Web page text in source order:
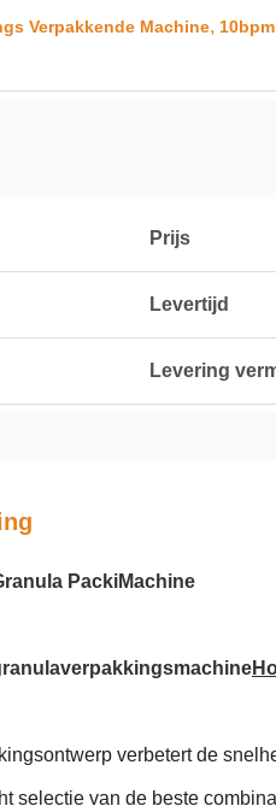
Verpakkende Machine,
Prijs
Levertijd
Levering
PackiMachine
verbetert de
selectie van de beste